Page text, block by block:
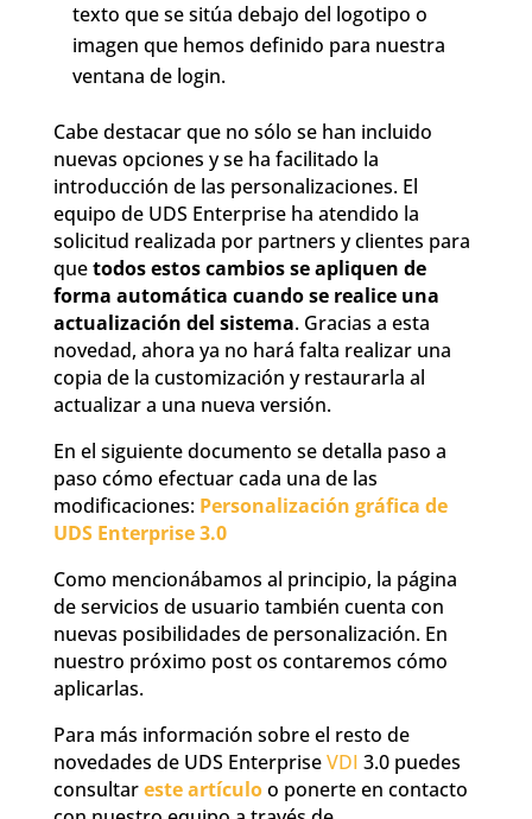
texto que se sitúa debajo del logotipo o
imagen que hemos definido para nuestra
ventana de login.
Cabe destacar que no sólo se han incluido
nuevas opciones y se ha facilitado la
introducción de las personalizaciones. El
equipo de UDS Enterprise ha atendido la
solicitud realizada por partners y clientes para
quetodos estos cambios se apliquen de
forma automática cuando se realice una
actualización del sistema. Gracias a esta
novedad, ahora ya no hará falta realizar una
copia de la customización y restaurarla al
actualizar a una nueva versión.
En el siguiente documento se detalla paso a
paso cómo efectuar cada una de las
modificaciones: Personalización gráfica de
UDS Enterprise 3.0
Como mencionábamos al principio, la página
de servicios de usuario también cuenta con
nuevas posibilidades de personalización. En
nuestro próximo post os contaremos cómo
aplicarlas.
Para más información sobre el resto de
novedades de UDS EnterpriseVDI 3.0 puedes
consultareste artículoo ponerte en contacto